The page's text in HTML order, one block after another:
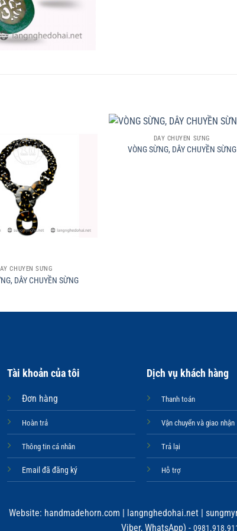
CHUYỀN SỪNG
DÂY CHUYỀN SỪNG
+
DÂY CHUYỀN SỪNG
VÒNG SỪNG, DÂY CHUYỀN SỪNG
Tài khoản của tôi
Đơn hàng
Hoàn trả
Thông tin cá nhân
Email đã đăng ký
Dịch vụ khách hàng
Thanh toán
Vận chuyển và giao nhận
Trả lại
Hỗ trợ
Website: handmadehorn.com langnghedohai.net
Viber, WhatsApp) -